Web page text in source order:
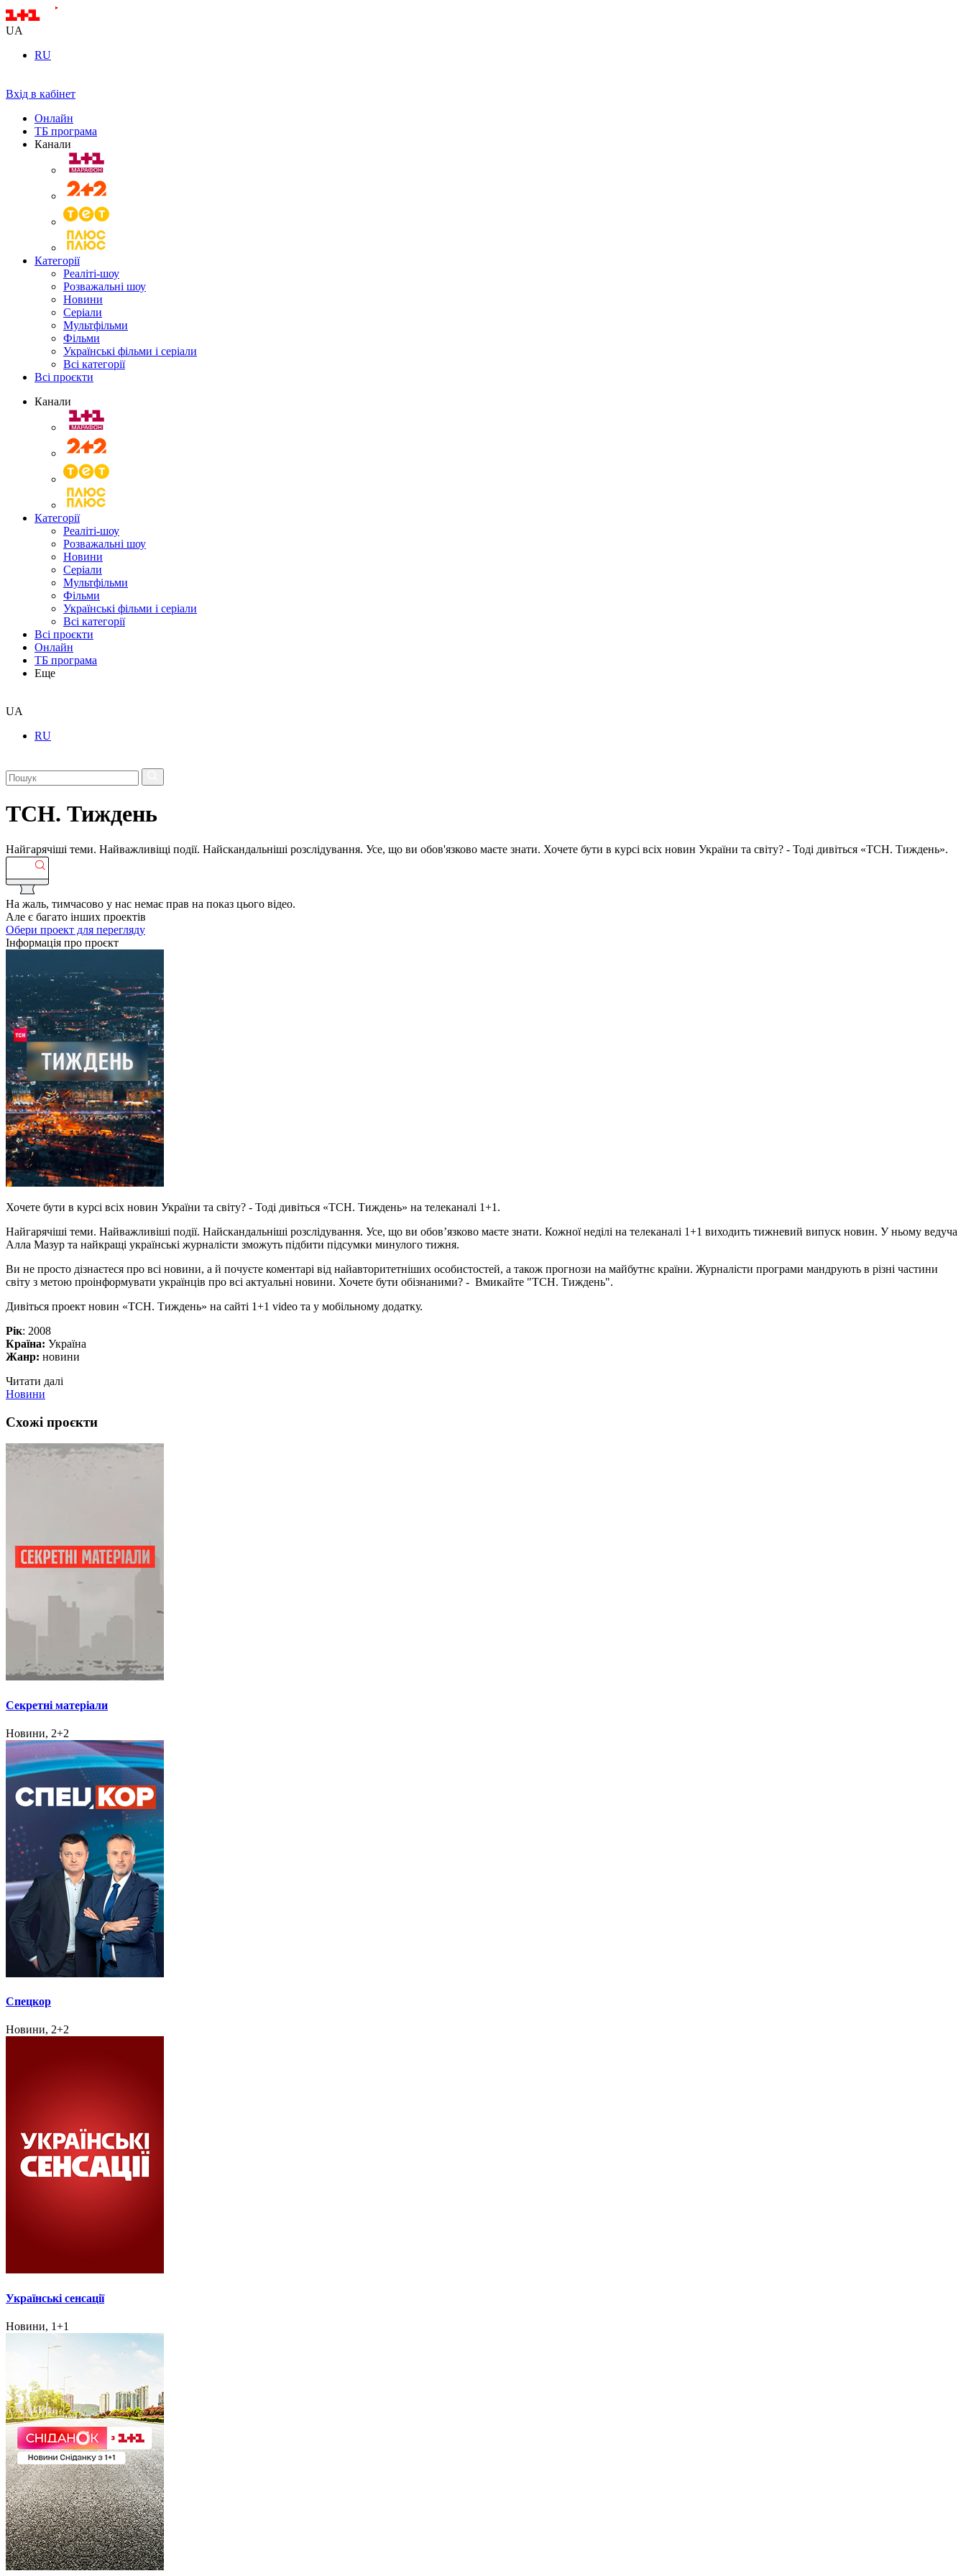
UA
RU
Вхід в кабінет
Онлайн
ТБ програма
Канали
Категорії
Реаліті-шоу
Розважальні шоу
Новини
Серіали
Мультфільми
Фільми
Українські фільми і серіали
Всі категорії
Всі проєкти
Канали
Категорії
Реаліті-шоу
Розважальні шоу
Новини
Серіали
Мультфільми
Фільми
Українські фільми і серіали
Всі категорії
Всі проєкти
Онлайн
ТБ програма
Еще
UA
RU
ТСН. Тиждень
Найгарячіші теми. Найважливіщі події. Найскандальніші розслідування. Усе, що ви обов'язково маєте знати. Хочете бути в курсі всіх новин України та світу? - Тоді дивіться «ТСН. Тиждень».
На жаль, тимчасово у нас немає прав на показ цього відео.
Але є багато інших проектів
Обери проект для перегляду
Інформація про проєкт
Хочете бути в курсі всіх новин України та світу? - Тоді дивіться «ТСН. Тиждень» на телеканалі 1+1.
Найгарячіші теми. Найважливіші події. Найскандальніші розслідування. Усе, що ви обов’язково маєте знати. Кожної неділі на телеканалі 1+1 виходить тижневий випуск новин. У ньому ведуча
Алла Мазур та найкращі українські журналісти зможуть підбити підсумки минулого тижня.
Ви не просто дізнаєтеся про всі новини, а й почуєте коментарі від найавторитетніших особистостей, а також прогнози на майбутнє країни. Журналісти програми мандрують в різні частини
світу з метою проінформувати українців про всі актуальні новини. Хочете бути обізнаними? - Вмикайте "ТСН. Тиждень".
Дивіться проект новин «ТСН. Тиждень» на сайті 1+1 video та у мобільному додатку.
Рік: 2008
Країна: Україна
Жанр: новини
Читати далі
Новини
Схожі проєкти
Секретні матеріали
Новини, 2+2
Спецкор
Новини, 2+2
Українські сенсації
Новини, 1+1